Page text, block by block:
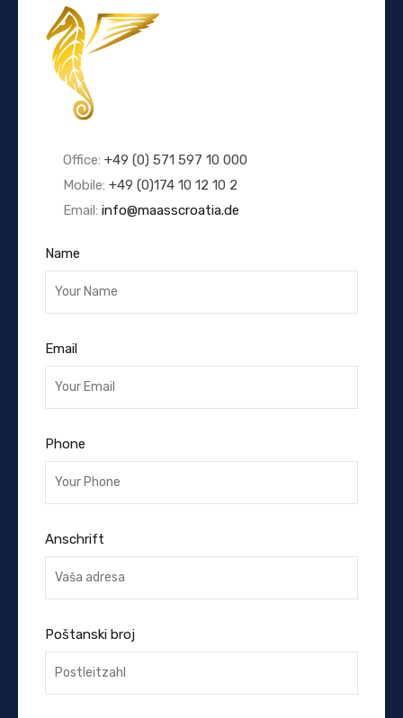
Office: +49 (0) 571 597 10 000
Mobile: +49 (0)174 10 12 10 2
Email: info@maasscroatia.de
Name
Email
Phone
Anschrift
Poštanski broj